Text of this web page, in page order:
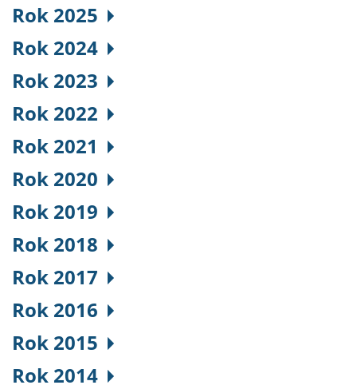
Rok 2025
Rok 2024
Rok 2023
Rok 2022
Rok 2021
Rok 2020
Rok 2019
Rok 2018
Rok 2017
Rok 2016
Rok 2015
Rok 2014